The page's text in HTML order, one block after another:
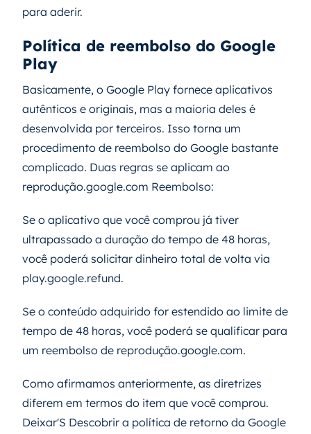
para aderir.
Política de reembolso do Google
Play
Basicamente, o Google Play fornece aplicativos
autênticos e originais, mas a maioria deles é
desenvolvida por terceiros. Isso torna um
procedimento de reembolso do Google bastante
complicado. Duas regras se aplicam ao
reprodução.google.com Reembolso:
Se o aplicativo que você comprou já tiver
ultrapassado a duração do tempo de 48 horas,
você poderá solicitar dinheiro total de volta via
play.google.refund.
Se o conteúdo adquirido for estendido ao limite de
tempo de 48 horas, você poderá se qualificar para
um reembolso de reprodução.google.com.
Como afirmamos anteriormente, as diretrizes
diferem em termos do item que você comprou.
Deixar'S Descobrir a política de retorno da Google